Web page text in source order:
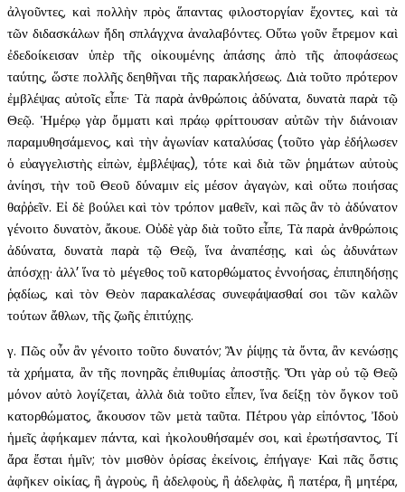
ἀλγοῦντες, καὶ πολλὴν πρὸς ἅπαντας φιλοστοργίαν ἔχοντες, καὶ τὰ
τῶν διδασκάλων ἤδη σπλάγχνα ἀναλαβόντες. Οὕτω γοῦν ἔτρεμον καὶ
ἐδεδοίκεισαν ὑπὲρ τῆς οἰκουμένης ἁπάσης ἀπὸ τῆς ἀποφάσεως
ταύτης, ὥστε πολλῆς δεηθῆναι τῆς παρακλήσεως. Διὰ τοῦτο πρότερον
ἐμβλέψας αὐτοῖς εἶπε· Τὰ παρὰ ἀνθρώποις ἀδύνατα, δυνατὰ παρὰ τῷ
Θεῷ. Ἡμέρῳ γὰρ ὄμματι καὶ πράῳ φρίττουσαν αὐτῶν τὴν διάνοιαν
παραμυθησάμενος, καὶ τὴν ἀγωνίαν καταλύσας (τοῦτο γὰρ ἐδήλωσεν
ὁ εὐαγγελιστὴς εἰπὼν, ἐμβλέψας), τότε καὶ διὰ τῶν ῥημάτων αὐτοὺς
ἀνίησι, τὴν τοῦ Θεοῦ δύναμιν εἰς μέσον ἀγαγὼν, καὶ οὕτω ποιήσας
θαῤῥεῖν. Εἰ δὲ βούλει καὶ τὸν τρόπον μαθεῖν, καὶ πῶς ἂν τὸ ἀδύνατον
γένοιτο δυνατὸν, ἄκουε. Οὐδὲ γὰρ διὰ τοῦτο εἶπε, Τὰ παρὰ ἀνθρώποις
ἀδύνατα, δυνατὰ παρὰ τῷ Θεῷ, ἵνα ἀναπέσῃς, καὶ ὡς ἀδυνάτων
ἀπόσχῃ· ἀλλ’ ἵνα τὸ μέγεθος τοῦ κατορθώματος ἐννοήσας, ἐπιπηδήσῃς
ῥᾳδίως, καὶ τὸν Θεὸν παρακαλέσας συνεφάψασθαί σοι τῶν καλῶν
τούτων ἄθλων, τῆς ζωῆς ἐπιτύχῃς.
γ. Πῶς οὖν ἂν γένοιτο τοῦτο δυνατόν; Ἂν ῥίψῃς τὰ ὄντα, ἂν κενώσῃς
τὰ χρήματα, ἂν τῆς πονηρᾶς ἐπιθυμίας ἀποστῇς. Ὅτι γὰρ οὐ τῷ Θεῷ
μόνον αὐτὸ λογίζεται, ἀλλὰ διὰ τοῦτο εἶπεν, ἵνα δείξῃ τὸν ὄγκον τοῦ
κατορθώματος, ἄκουσον τῶν μετὰ ταῦτα. Πέτρου γὰρ εἰπόντος, Ἰδοὺ
ἡμεῖς ἀφήκαμεν πάντα, καὶ ἠκολουθήσαμέν σοι, καὶ ἐρωτήσαντος, Τί
ἄρα ἔσται ἡμῖν; τὸν μισθὸν ὁρίσας ἐκείνοις, ἐπήγαγε· Καὶ πᾶς ὅστις
ἀφῆκεν οἰκίας, ἢ ἀγροὺς, ἢ ἀδελφοὺς, ἢ ἀδελφὰς, ἢ πατέρα, ἢ μητέρα,